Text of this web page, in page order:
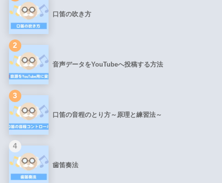
口笛の吹き方
2
音声データをYouTubeへ投稿する方法
3
口笛の音程のとり方～原理と練習法～
4
歯笛奏法